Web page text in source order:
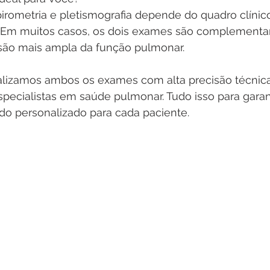
e pletismografia depende do quadro
muitos casos, os dois exames são
mais ampla da função pulmonar.
ambos os exames com alta precisão
em saúde pulmonar. Tudo isso para
personalizado para cada paciente.